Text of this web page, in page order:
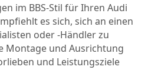
im BBS-Stil für Ihren Audi
es sich, sich an einen
oder -Händler zu
Montage und Ausrichtung
und Leistungsziele